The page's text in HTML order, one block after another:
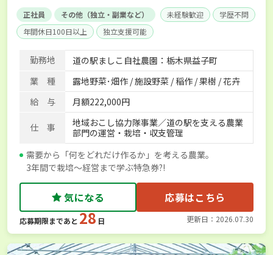
正社員 その他（独立・副業など） 未経験歓迎
学歴不問
年間休日100日以上
独立支援可能
勤務地
道の駅ましこ自社農園：栃木県益子町
業 種
露地野菜･畑作 / 施設野菜 / 稲作 / 果樹 / 花卉
給 与
月額222,000円
仕 事
地域おこし協力隊事業／道の駅を支える農業
部門の運営・栽培・収支管理
需要から「何をどれだけ作るか」を考える農業。
3年間で栽培～経営まで学ぶ特急券?!
気になる 応募はこちら
応募期限まであと 28 日 更新日：2026.07.30